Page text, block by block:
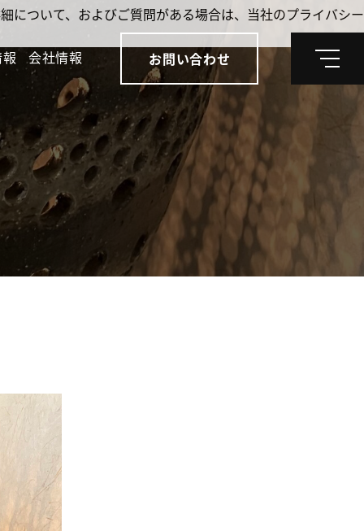
会社情報 お問い合わせ
メ
について、およびご質問がある場合は、当社のプライバシー